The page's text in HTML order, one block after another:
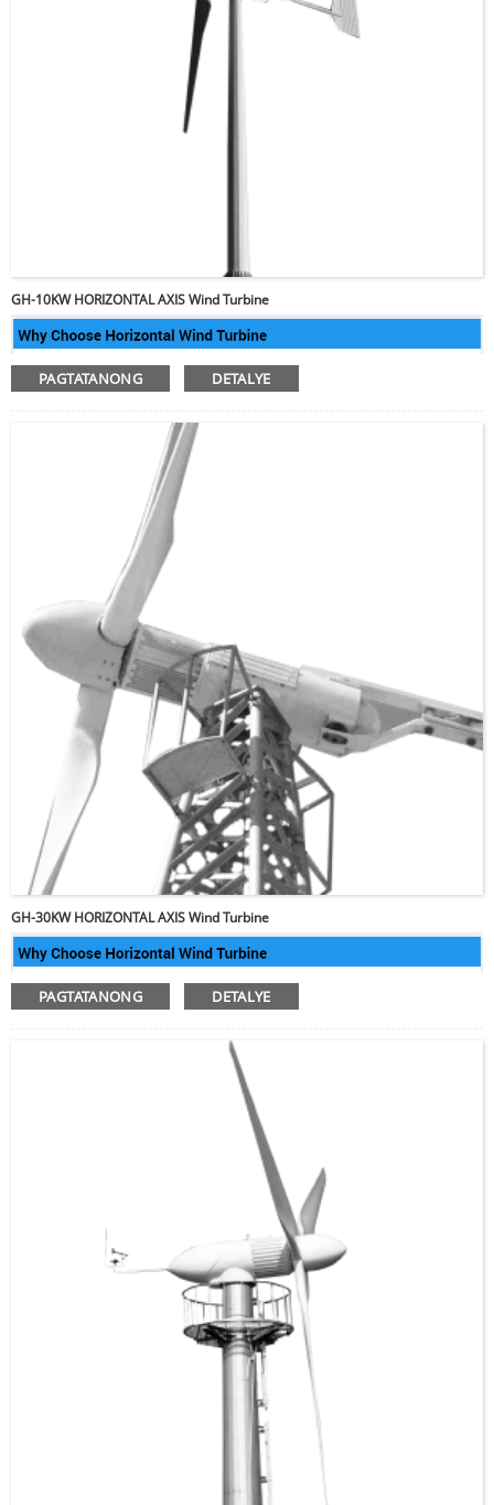
GH-10KW HORIZONTAL AXIS Wind Turbine
PAGTATANONG DETALYE
GH-30KW HORIZONTAL AXIS Wind Turbine
PAGTATANONG DETALYE